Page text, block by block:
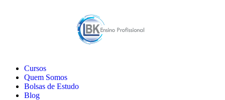
Cursos
Quem Somos
Bolsas de Estudo
Blog